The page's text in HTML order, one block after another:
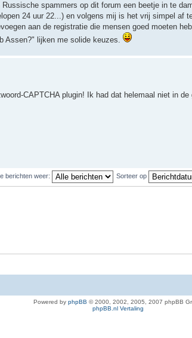
spammers op dit forum een beetje in te
24 uur 22...) en volgens mij is het vrij simpel af
aan de registratie die mensen goed moeten
Assen?" lijken me solide keuzes.
CAPTCHA plugin! Ik had dat helemaal niet in
berichten weer: Sorteer op
Powered by phpBB © 2000, 2002, 2005, 2007 phpBB
phpBB.nl Vertaling